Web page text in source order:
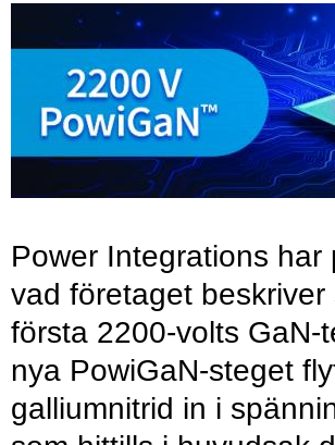
Power Integrations har
vad företaget
första 2200-volts GaN-
nya PowiGaN-steget
galliumnitrid in i